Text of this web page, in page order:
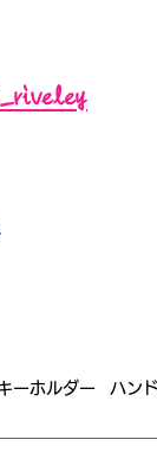
ーホルダー ハン